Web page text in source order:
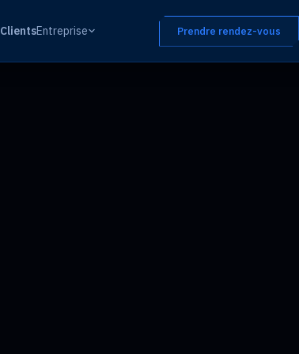
ClientsEntreprise Prendre rendez-vous